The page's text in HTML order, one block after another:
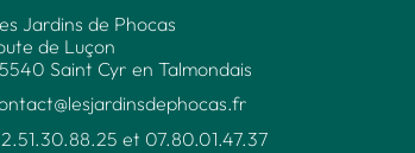
Jardins de Phocas
de Luçon
Saint Cyr en Talmondais
et 07.80.01.47.37​